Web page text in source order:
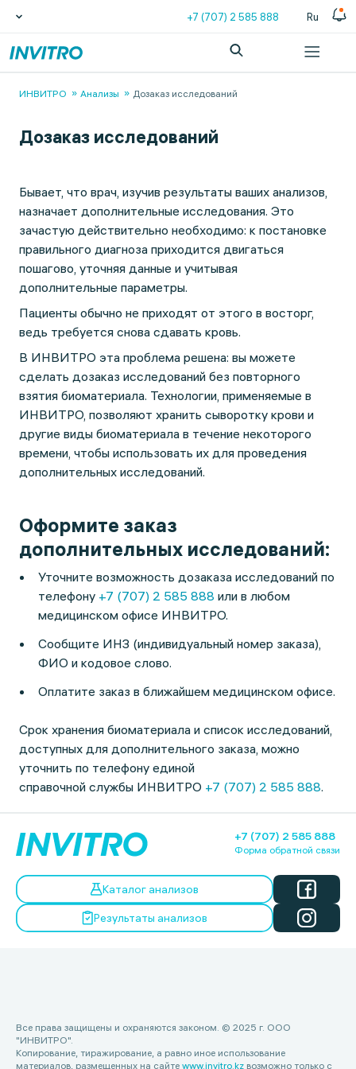
+7 (707) 2 585 888 Ru
ИНВИТРО Анализы Дозаказ исследований
Дозаказ исследований
Бывает, что врач, изучив результаты ваших анализов,
назначает дополнительные исследования. Это
зачастую действительно необходимо: к постановке
правильного диагноза приходится двигаться
пошагово, уточняя данные и учитывая
дополнительные параметры.
Пациенты обычно не приходят от этого в восторг,
ведь требуется снова сдавать кровь.
В ИНВИТРО эта проблема решена: вы можете
сделать дозаказ исследований без повторного
взятия биоматериала. Технологии, применяемые в
ИНВИТРО, позволяют хранить сыворотку крови и
другие виды биоматериала в течение некоторого
времени, чтобы использовать их для проведения
дополнительных исследований.
Оформите заказ
дополнительных исследований:
Уточните возможность дозаказа исследований по
телефону +7 (707) 2 585 888 или в любом
медицинском офисе ИНВИТРО.
Сообщите ИНЗ (индивидуальный номер заказа),
ФИО и кодовое слово.
Оплатите заказ в ближайшем медицинском офисе.
Срок хранения биоматериала и список исследований,
доступных для дополнительного заказа, можно
уточнить по телефону единой
справочной службы ИНВИТРО +7 (707) 2 585 888.
+7 (707) 2 585 888
Форма обратной связи
Каталог анализов
Результаты анализов
Все права защищены и охраняются законом. © 2025 г. ООО
"ИНВИТРО".
Копирование, тиражирование, а равно иное использование
материалов, размещенных на сайте www.invitro.kz возможно только с